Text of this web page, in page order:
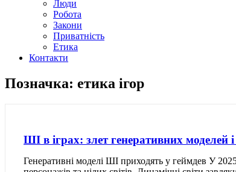
Люди
Робота
Закони
Приватність
Етика
Контакти
Позначка: етика ігор
ШІ в іграх: злет генеративних моделей
Генеративні моделі ШІ приходять у геймдев У